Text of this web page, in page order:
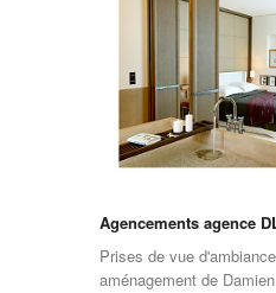
Agencements agence
Prises de vue
aménagement de